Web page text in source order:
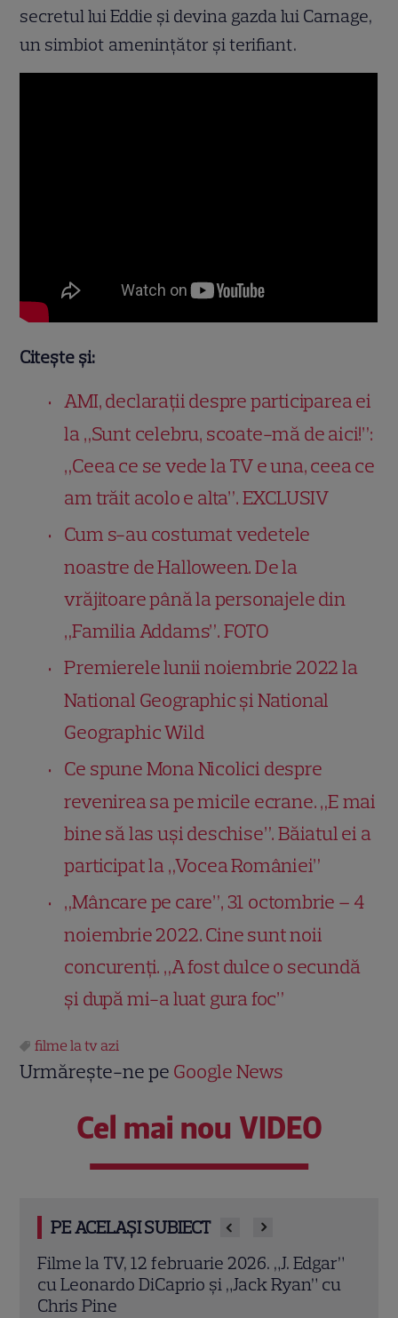
secretul lui Eddie şi devina gazda lui Carnage,
un simbiot ameninţător şi terifiant.
Citește și:
AMI, declarații despre participarea ei
la „Sunt celebru, scoate-mă de aici!”:
„Ceea ce se vede la TV e una, ceea ce
am trăit acolo e alta”. EXCLUSIV
Cum s-au costumat vedetele
noastre de Halloween. De la
vrăjitoare până la personajele din
„Familia Addams”. FOTO
Premierele lunii noiembrie 2022 la
National Geographic și National
Geographic Wild
Ce spune Mona Nicolici despre
revenirea sa pe micile ecrane. „E mai
bine să las uși deschise”. Băiatul ei a
participat la „Vocea României”
„Mâncare pe care”, 31 octombrie – 4
noiembrie 2022. Cine sunt noii
concurenți. „A fost dulce o secundă
și după mi-a luat gura foc”
filme la tv azi
Urmărește-ne pe Google News
Cel mai nou VIDEO
PE ACELAȘI SUBIECT
Filme la TV, 12 februarie 2026. „J. Edgar”
cu Leonardo DiCaprio și „Jack Ryan” cu
Chris Pine